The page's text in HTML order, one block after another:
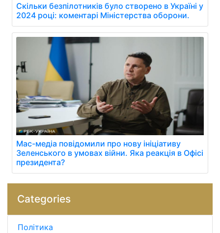
Скільки безпілотників було створено в Україні у
2024 році: коментарі Міністерства оборони.
Мас-медіа повідомили про нову ініціативу
Зеленського в умовах війни. Яка реакція в Офісі
президента?
Categories
Політика